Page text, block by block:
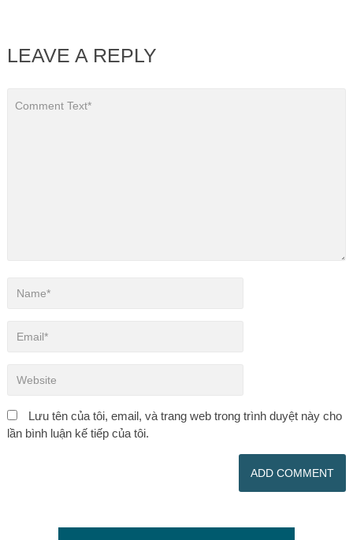
LEAVE A REPLY
Lưu tên của tôi, email, và trang web trong trình duyệt này cho
lần bình luận kế tiếp của tôi.